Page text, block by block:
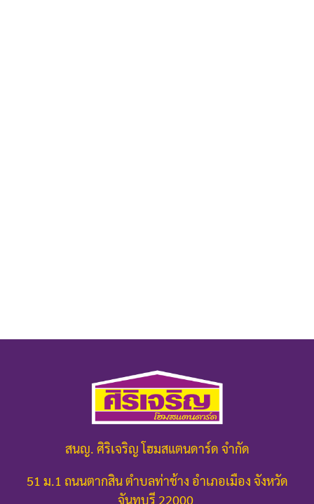
สนญ. ศิริเจริญ โฮมสแตนดาร์ด จำกัด
51 ม.1 ถนนตากสิน ตำบลท่าช้าง อำเภอเมือง จังหวัด
จันทบุรี 22000